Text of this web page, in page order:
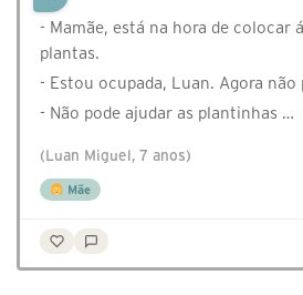
- Mamãe, está na hora de colocar
plantas.
- Estou ocupada, Luan. Agora não
- Não pode ajudar as plantinhas …
(Luan Miguel, 7 anos)
Mãe